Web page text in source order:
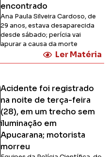
encontrado
Ana Paula Silveira Cardoso, de
29 anos, estava desaparecida
desde sábado; perícia vai
apurar a causa da morte
Ler Matéria
Acidente foi registrado
na noite de terça-feira
(28), em um trecho sem
iluminação em
Apucarana; motorista
morreu